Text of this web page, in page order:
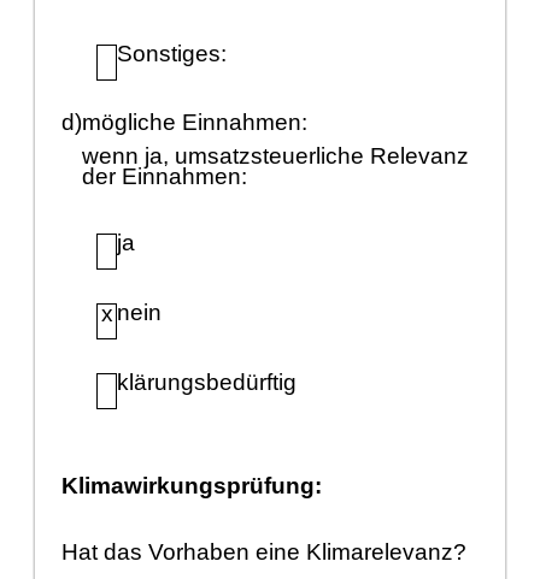
Sonstiges:
d)mögliche Einnahmen:
wenn ja, umsatzsteuerliche Relevanz
der Einnahmen:
ja
x nein
klärungsbedürftig
Klimawirkungsprüfung:
Hat das Vorhaben eine Klimarelevanz?